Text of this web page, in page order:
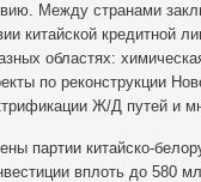
Между странами
китайской кредитной
областях:
по реконструкции
Ж/Д путей и
партии китайско-
вплоть до 580